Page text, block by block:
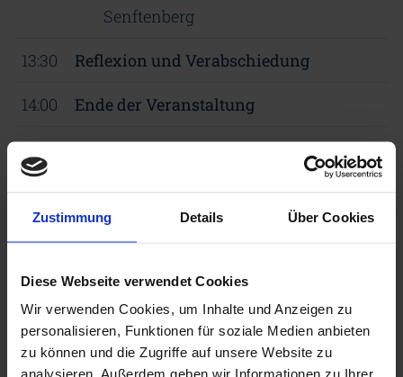
Zustimmung Details Über Cookies
Diese Webseite verwendet Cookies
Wir verwenden Cookies, um Inhalte und Anzeigen zu
personalisieren, Funktionen für soziale Medien anbieten
zu können und die Zugriffe auf unsere Website zu
analysieren. Außerdem geben wir Informationen zu Ihrer
Senftenberg
13:30 Reflexion und Verabschiedung
14:00 Ende der Veranstaltung
Die angegebenen Zeiten dienen als
Orientierung und können sich im
Verlauf des Workshops flexibel an die
Möglichkeit zum gemeinsamen
Mittagessen.